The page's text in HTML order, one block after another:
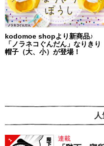
kodomoe shopより新商品♪
「ノラネコぐんだん」なりきり
帽子（大、小）が登場！
1 連載